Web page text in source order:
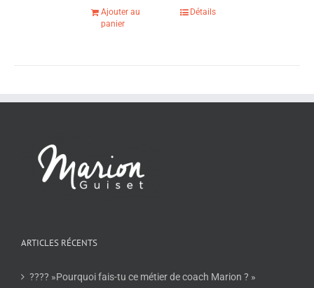
Ajouter au
panier
Détails
ARTICLES RÉCENTS
???? »Pourquoi fais-tu ce métier de coach Marion ? »